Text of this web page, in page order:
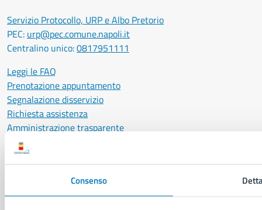
Consenso
Servizio Protocollo, URP e Albo Pretorio
PEC: urp@pec.comune.napoli.it
Centralino unico:0817951111
Leggi le FAQ
Prenotazione appuntamento
Segnalazione disservizio
Richiesta assistenza
Amministrazione trasparente
Informativa privacy
Cookie Policy
Notifica atti giudiziari